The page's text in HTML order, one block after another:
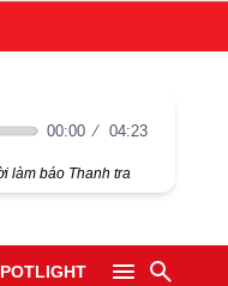
00:00 04:23
làm báo Thanh tra